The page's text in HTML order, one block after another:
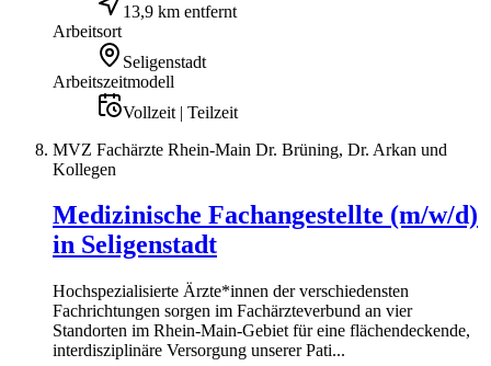
13,9 km entfernt
Arbeitsort
Seligenstadt
Arbeitszeitmodell
Vollzeit | Teilzeit
MVZ Fachärzte Rhein-Main Dr. Brüning, Dr. Arkan und
Kollegen
Medizinische Fachangestellte (m/w/d)
in Seligenstadt
Hochspezialisierte Ärzte*innen der verschiedensten
Fachrichtungen sorgen im Fachärzteverbund an vier
Standorten im Rhein-Main-Gebiet für eine flächendeckende,
interdisziplinäre Versorgung unserer Pati...